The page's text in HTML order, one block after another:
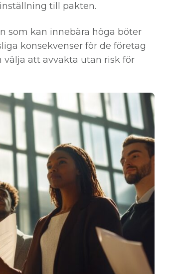
till pakten.
som kan innebära höga böter
konsekvenser för de företag
att avvakta utan risk för